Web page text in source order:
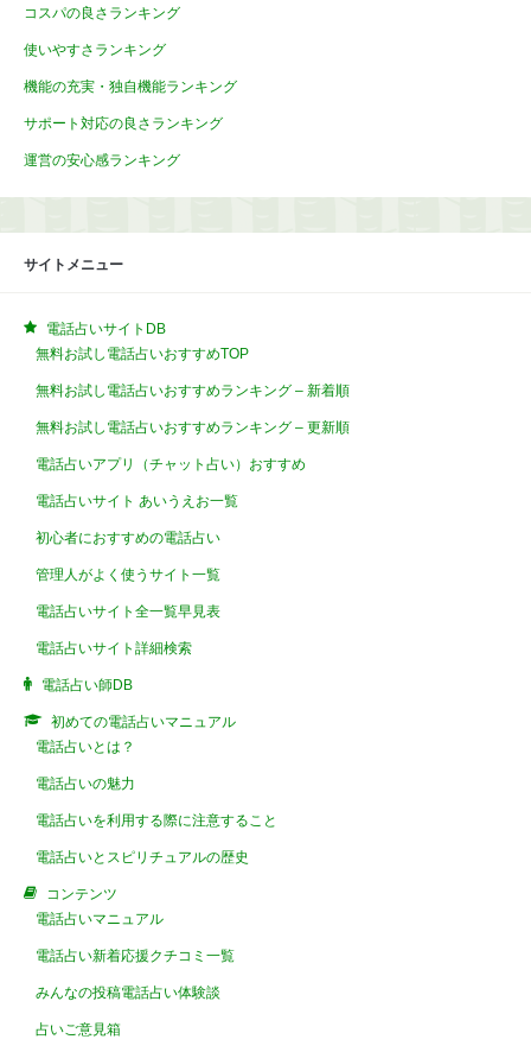
コスパの良さランキング
使いやすさランキング
機能の充実・独自機能ランキング
サポート対応の良さランキング
運営の安心感ランキング
サイトメニュー
電話占いサイトDB
無料お試し電話占いおすすめTOP
無料お試し電話占いおすすめランキング – 新着順
無料お試し電話占いおすすめランキング – 更新順
電話占いアプリ（チャット占い）おすすめ
電話占いサイト あいうえお一覧
初心者におすすめの電話占い
管理人がよく使うサイト一覧
電話占いサイト全一覧早見表
電話占いサイト詳細検索
電話占い師DB
初めての電話占いマニュアル
電話占いとは？
電話占いの魅力
電話占いを利用する際に注意すること
電話占いとスピリチュアルの歴史
コンテンツ
電話占いマニュアル
電話占い新着応援クチコミ一覧
みんなの投稿電話占い体験談
占いご意見箱